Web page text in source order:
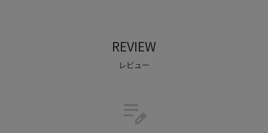
REVIEW
レビュー
edit_note